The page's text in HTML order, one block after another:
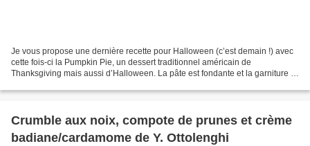
Je vous propose une dernière recette pour Halloween (c’est demain !) avec
cette fois-ci la Pumpkin Pie, un dessert traditionnel américain de
Thanksgiving mais aussi d’Halloween. La pâte est fondante et la garniture à
Crumble aux noix, compote de prunes et crème
badiane/cardamome de Y. Ottolenghi